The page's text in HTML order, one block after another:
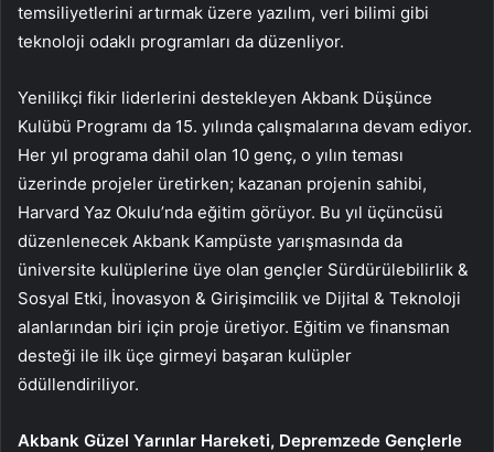
temsiliyetlerini artırmak üzere yazılım, veri bilimi gibi
teknoloji odaklı programları da düzenliyor.
Yenilikçi fikir liderlerini destekleyen Akbank Düşünce
Kulübü Programı da 15. yılında çalışmalarına devam ediyor.
Her yıl programa dahil olan 10 genç, o yılın teması
üzerinde projeler üretirken; kazanan projenin sahibi,
Harvard Yaz Okulu’nda eğitim görüyor. Bu yıl üçüncüsü
düzenlenecek Akbank Kampüste yarışmasında da
üniversite kulüplerine üye olan gençler Sürdürülebilirlik &
Sosyal Etki, İnovasyon & Girişimcilik ve Dijital & Teknoloji
alanlarından biri için proje üretiyor. Eğitim ve finansman
desteği ile ilk üçe girmeyi başaran kulüpler
ödüllendiriliyor.
Akbank Güzel Yarınlar Hareketi, Depremzede Gençlerle